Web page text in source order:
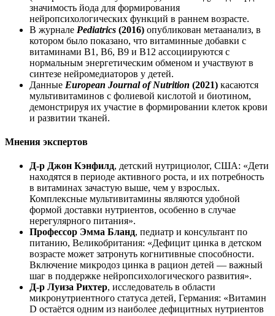
значимость йода для формирования
нейропсихологических функций в раннем возрасте.
В журнале Pediatrics (2016) опубликован метаанализ, в
котором было показано, что витаминные добавки с
витаминами B1, B6, B9 и B12 ассоциируются с
нормальным энергетическим обменом и участвуют в
синтезе нейромедиаторов у детей.
Данные European Journal of Nutrition (2021) касаются
мультивитаминов с фолиевой кислотой и биотином,
демонстрируя их участие в формировании клеток крови
и развитии тканей.
Мнения экспертов
Д-р Джон Кэнфилд, детский нутрициолог, США: «Дети
находятся в периоде активного роста, и их потребность
в витаминах зачастую выше, чем у взрослых.
Комплексные мультивитамины являются удобной
формой доставки нутриентов, особенно в случае
нерегулярного питания».
Профессор Эмма Бланд, педиатр и консультант по
питанию, Великобритания: «Дефицит цинка в детском
возрасте может затронуть когнитивные способности.
Включение микродоз цинка в рацион детей — важный
шаг в поддержке нейропсихологического развития».
Д-р Луиза Рихтер, исследователь в области
микронутриентного статуса детей, Германия: «Витамин
D остаётся одним из наиболее дефицитных нутриентов